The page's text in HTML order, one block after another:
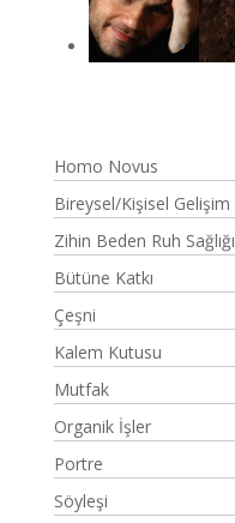
Homo Novus
Bireysel/Kişisel Gelişim
Zihin Beden Ruh Sağlığı
Bütüne Katkı
Çeşni
Kalem Kutusu
Mutfak
Organik İşler
Portre
Söyleşi